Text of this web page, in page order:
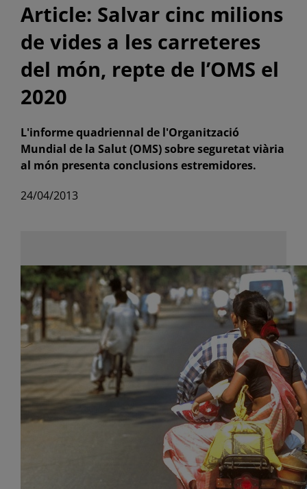
Article: Salvar cinc milions
de vides a les carreteres
del món, repte de l’OMS el
2020
L'informe quadriennal de l'Organització
Mundial de la Salut (OMS) sobre seguretat viària
al món presenta conclusions estremidores.
24/04/2013